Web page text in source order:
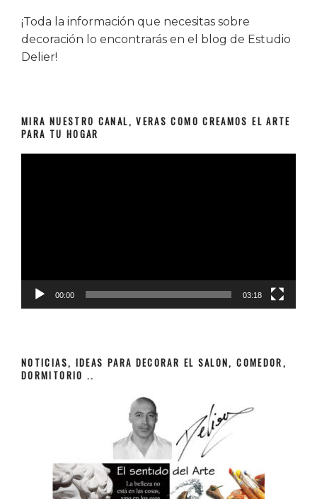
¡Toda la información que necesitas sobre
decoración lo encontrarás en el blog de Estudio
Delier!
MIRA NUESTRO CANAL, VERAS COMO CREAMOS EL ARTE
PARA TU HOGAR
00:00 03:18
NOTICIAS, IDEAS PARA DECORAR EL SALON, COMEDOR,
DORMITORIO ..